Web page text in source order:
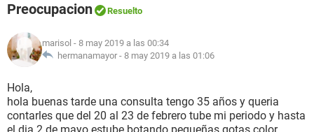
NUTRICIÓN
BIENESTAR
SEXUALIDAD
Preocupacion Resuelto
marisol - 8 may 2019 a las 00:34
hermanamayor - 8 may 2019 a las 01:06
Hola,
hola buenas tarde una consulta tengo 35 años y queria
contarles que del 20 al 23 de febrero tube mi periodo y hasta